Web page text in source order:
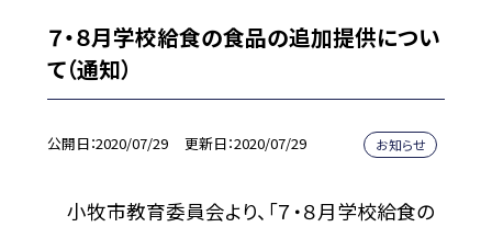
７・８月学校給食の食品の追加提供につい
て（通知）
公開日 2020/07/29 更新日 2020/07/29 お知らせ
小牧市教育委員会より、「７・８月学校給食の